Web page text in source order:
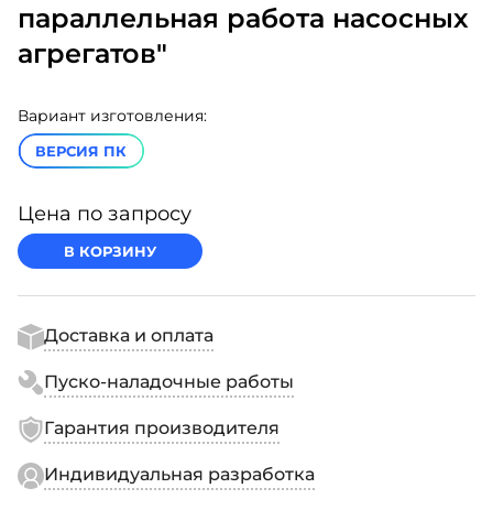
параллельная работа насосных
агрегатов"
Вариант изготовления:
ВЕРСИЯ ПК
Цена по запросу
В КОРЗИНУ
Доставка и оплата
Пуско-наладочные работы
Гарантия производителя
Индивидуальная разработка